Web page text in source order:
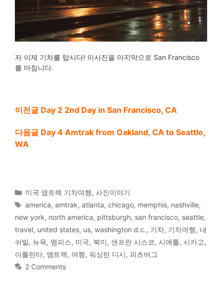
자 이제 기차를 탑시다! 이사진을 마지막으로 San Francisco
를 마침니다.
이전글 Day 2 2nd Day in San Francisco, CA
다음글 Day 4 Amtrak from Oakland, CA to Seattle,
WA
Categories
미국 앰트랙 기차여행,사진이야기
Tags
america,amtrak,atlanta,chicago, memphis, nashville,
new york, north america, pittsburgh, san francisco, seattle,
travel, united states, us, washington d.c., 기차, 기차여행, 내
쉬빌, 뉴욕, 멤피스, 미국, 북미, 샌프란 시스코, 시애틀, 시카고,
아틀란타, 앰트랙, 여행, 워싱턴 디시, 피츠버그
2 Comments